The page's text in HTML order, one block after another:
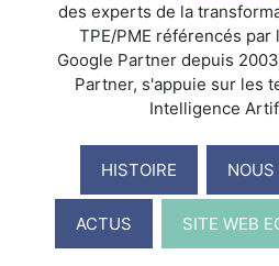
des experts de la
TPE/PME référencés
Google Partner depuis
Partner, s'appuie sur les
Intelligence
HISTOIRE NOUS
ACTUS SITE WEB